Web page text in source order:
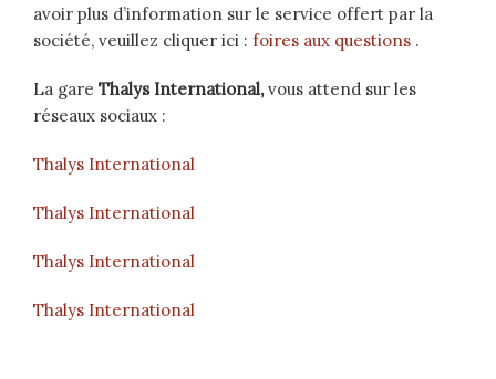
avoir plus d’information sur le service offert par la
société, veuillez cliquer ici : foires aux questions .
La gare Thalys International,vous attend sur les
réseaux sociaux :
Thalys International
Thalys International
Thalys International
Thalys International